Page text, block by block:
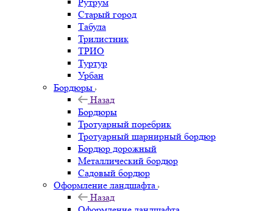
Старый город
Табула
Трилистник
ТРИО
Туртур
Урбан
Бордюры
Назад
Бордюры
Тротуарный поребрик
Тротуарный шарнирный бордюр
Бордюр дорожный
Металлический бордюр
Садовый бордюр
Оформление ландшафта
Назад